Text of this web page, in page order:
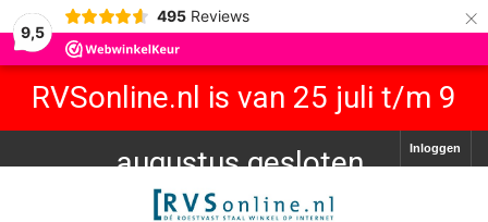
9,5
495 Reviews ×
RVSonline.nl is van 25 juli t/m 9
augustus gesloten.
Inloggen